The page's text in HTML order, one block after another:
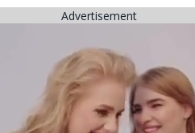
Advertisement